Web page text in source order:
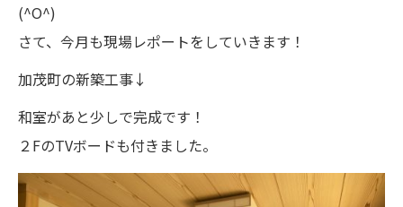
(^O^)
さて、今月も現場レポートをしていきます！
加茂町の新築工事↓
和室があと少しで完成です！
２FのTVボードも付きました。